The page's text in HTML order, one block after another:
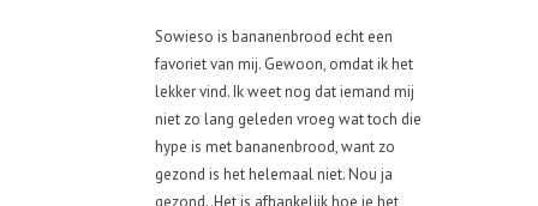
Sowieso is bananenbrood echt een
favoriet van mij. Gewoon, omdat ik het
lekker vind. Ik weet nog dat iemand mij
niet zo lang geleden vroeg wat toch die
hype is met bananenbrood, want zo
gezond is het helemaal niet. Nou ja
gezond..Het is afhankelijk hoe je het